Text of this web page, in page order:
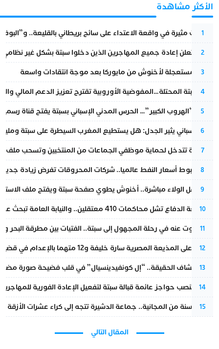
الأكثر مشاهدة
1
تطورات مثيرة في واقعة الاعتداء على سائح بريطاني بالقليعة..
2
إسبانيا تعلن إعادة جميع المهاجرين الذين دخلوا سبتة بشكل غير
3
عودة مستعجلة لأخنوش من مايوركا بعد موجة انتقادات واسعة
4
أزمة سبتة المحتلة…المفوضية الأوروبية تقترح تعزيز الدعم المالي
5
عملية “الهروب الكبير”… الحرس المدني الإسباني بسبتة يفتح قناة
6
تقرير إسباني يثير الجدل: هل يستطيع المغرب السيطرة على سبتة
7
الداخلية تتدخل لحماية موظفي الجماعات من المنتخبين وتسحب ملف
8
رغم هبوط أسعار النفط عالميا.. شركات المحروقات تفرض زيادة
9
بعد حفل الولاء مباشرة.. أخنوش يطوي صفحة سبتة ويفتح ملف
10
مقاطعة الدفاع تشل محاكمات 410 معتقلين.. والنيابة العامة تبحث عن حل قانوني
11
المسكوت عنه في رحلة المجهول إلى سبتة.. الفتيات بين مطرقة البحر
12
الحكم على المذيعة المصرية سارة خليفة و12 متهما بالإعدام في قضية هزت بلاد الفراعنة
13
بعد انكشاف الحقيقة.. “إل كونفيدينسيال” في قلب فضيحة صورة
14
إسبانيا تنصب حواجز عائمة قبالة سبتة لتفعيل الإعادة الفورية للمهاجرين
15
بعد 13 سنة من المجانية.. جماعة الدشيرة تتجه إلى كراء عشرات الأزقة و”الشوارع”.. هل أصبح المواطن الحل الأسهل لسد عجز المداخيل؟
المقال التالي